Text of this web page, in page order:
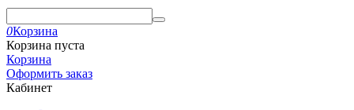
0Корзина
Корзина пуста
Корзина
Оформить заказ
Кабинет